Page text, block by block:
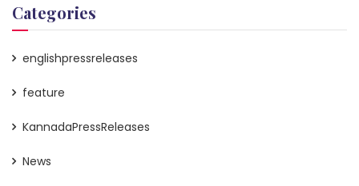
Categories
englishpressreleases
feature
KannadaPressReleases
News